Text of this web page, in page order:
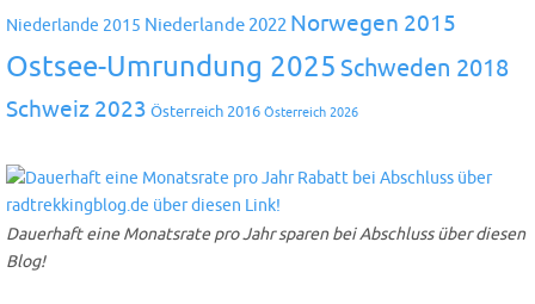
Niederlande 2015 Niederlande 2022 Norwegen 2015
Ostsee-Umrundung 2025 Schweden 2018
Schweiz 2023 Österreich 2016 Österreich 2026
Dauerhaft eine Monatsrate pro Jahr sparen bei Abschluss über diesen
Blog!